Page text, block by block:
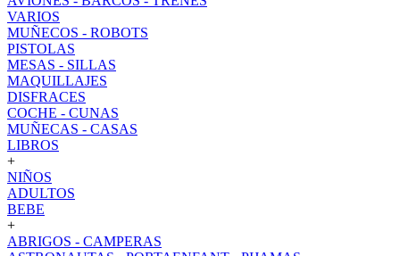
VARIOS
MUÑECOS - ROBOTS
PISTOLAS
MESAS - SILLAS
MAQUILLAJES
DISFRACES
COCHE - CUNAS
MUÑECAS - CASAS
LIBROS
+
NIÑOS
ADULTOS
BEBE
+
ABRIGOS - CAMPERAS